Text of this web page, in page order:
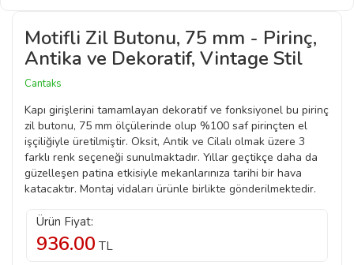
Motifli Zil Butonu, 75 mm - Pirinç,
Antika ve Dekoratif, Vintage Stil
Cantaks
Kapı girişlerini tamamlayan dekoratif ve fonksiyonel bu pirinç
zil butonu, 75 mm ölçülerinde olup %100 saf pirinçten el
işçiliğiyle üretilmiştir. Oksit, Antik ve Cilalı olmak üzere 3
farklı renk seçeneği sunulmaktadır. Yıllar geçtikçe daha da
güzelleşen patina etkisiyle mekanlarınıza tarihi bir hava
katacaktır. Montaj vidaları ürünle birlikte gönderilmektedir.
Ürün Fiyat:
936.00 TL